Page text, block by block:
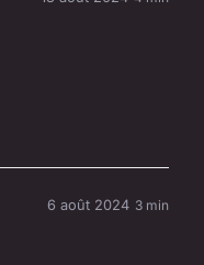
6 août 2024 3 min